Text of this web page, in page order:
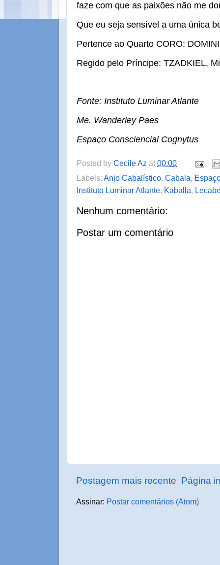
faze com que as paixões não me
Que eu seja sensível a uma única
Pertence ao Quarto CORO:
Regido pelo Príncipe: TZADKIEL,
Fonte: Instituto Luminar Atlante
Me. Wanderley Paes
Espaço Consciencial Cognytus
Posted by Cecile Az at 00:00
Labels: Anjo Cabalístico, Cabala,
Instituto Luminar Atlante, Kaballa,
Nenhum comentário:
Postar um comentário
Postagem mais recente Página
Assinar: Postar comentários (Atom)